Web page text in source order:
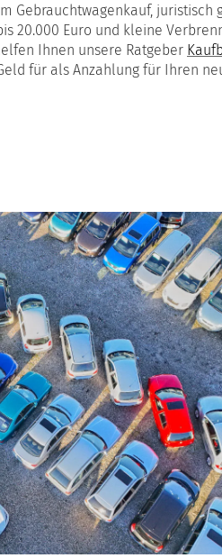
Gebrauchtwagenkauf, juristisch
20.000 Euro und kleine
Ihnen unsere Ratgeber
für als Anzahlung für Ihren